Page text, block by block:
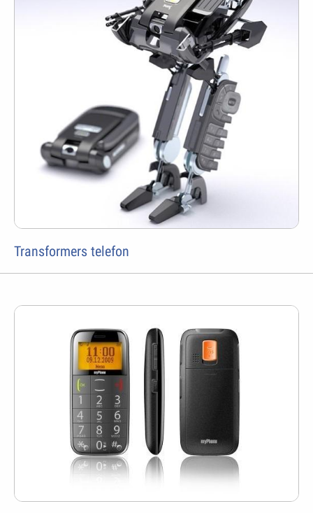
Transformers telefon